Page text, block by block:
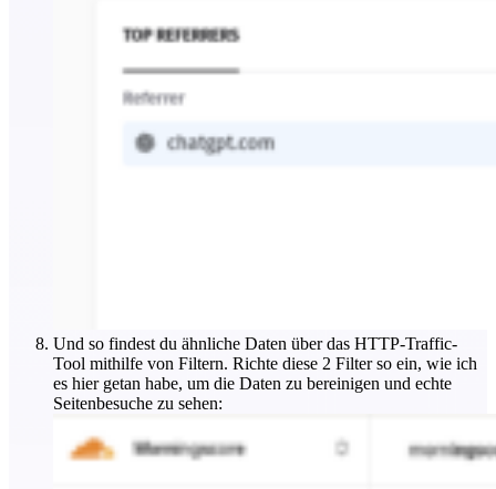
Und so findest du ähnliche Daten über das HTTP-Traffic-
Tool mithilfe von Filtern. Richte diese 2 Filter so ein, wie ich
es hier getan habe, um die Daten zu bereinigen und echte
Seitenbesuche zu sehen: